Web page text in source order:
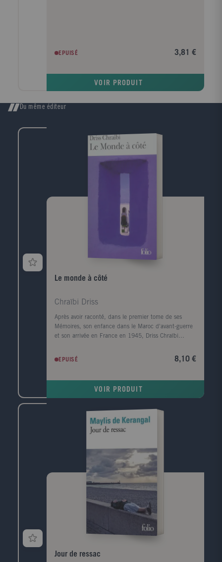
EPUISÉ 3,81 €
VOIR PRODUIT
Du même éditeur
Le monde à côté
Chraïbi Driss
Après avoir raconté, dans le premier tome de ses
Mémoires, son enfance dans le Maroc d'avant-guerre
et son arrivée en France en 1945, Driss Chraïbi
début des années 50, il découvre une autre planète,
l'Alsace, et s'y installe avec sa femme dans une sorte
communauté maghrébine trouve en lui l'une de ses
ensuite les années France Culture, les années
canadiennes, les années à l'Ile d'Yeu, les amis et les
rencontres (François Mitterrand, Lucien Bodard...),
EPUISÉ 8,10 €
VOIR PRODUIT
Jour de ressac